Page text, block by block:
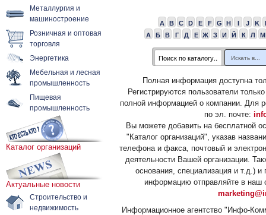
Металлургия и
машиностроение
Розничная и оптовая
торговля
Энергетика
Мебельная и лесная
промышленность
Пищевая
промышленность
Каталог организаций
Актуальные новости
Строительство и
недвижимость
A B C D E F G H I J K
А
Б В Г Д Е Ж З И Й К Л М
Полная информация доступна
Регистрируются пользователи
полной информацией о компании. Для
по эл. почте:
Вы можете добавить на бесплатной
"Каталог организаций", указав
телефона и факса, почтовый и
деятельности Вашей организации.
основания, специализация и т.д.)
информацию отправляйте в наш
Информационное агентство "Инфо-